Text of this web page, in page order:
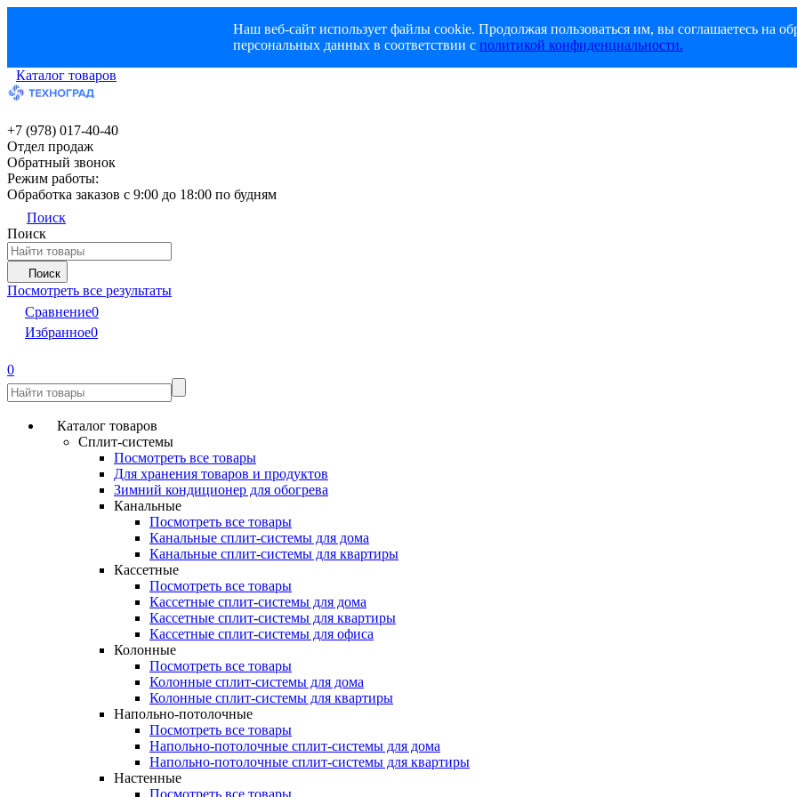
Наш веб-сайт использует файлы cookie. Продолжая пользоваться им, вы соглашаетесь на
персональных данных в соответствии с политикой конфиденциальности.
Каталог товаров
+7 (978) 017-40-40
Отдел продаж
Обратный звонок
Режим работы:
Обработка заказов с 9:00 до 18:00 по будням
Поиск
Поиск
Поиск
Посмотреть все результаты
Сравнение0
Избранное0
0
Каталог товаров
Сплит-системы
Посмотреть все товары
Для хранения товаров и продуктов
Зимний кондиционер для обогрева
Канальные
Посмотреть все товары
Канальные сплит-системы для дома
Канальные сплит-системы для квартиры
Кассетные
Посмотреть все товары
Кассетные сплит-системы для дома
Кассетные сплит-системы для квартиры
Кассетные сплит-системы для офиса
Колонные
Посмотреть все товары
Колонные сплит-системы для дома
Колонные сплит-системы для квартиры
Напольно-потолочные
Посмотреть все товары
Напольно-потолочные сплит-системы для дома
Напольно-потолочные сплит-системы для квартиры
Настенные
Посмотреть все товары